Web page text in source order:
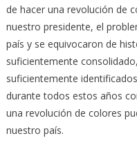
de hacer una revolución de
nuestro presidente, el
país y se equivocaron de
suficientemente
suficientemente
durante todos estos años
una revolución de colores
nuestro país.